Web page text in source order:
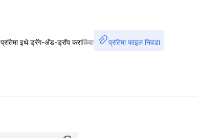
प्रतिमा इथे ड्रॅग-अँड-ड्रॉप कराकिंवा प्रतिमा फाइल निवडा